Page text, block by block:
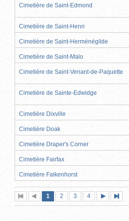
Cimetière de Saint-Edmond
Cimetière de Saint-Henri
Cimetière de Saint-Herménégilde
Cimetière de Saint-Malo
Cimetière de Saint-Venant-de-Paquette
Cimetière de Sainte-Edwidge
Cimetière Dixville
Cimetière Doak
Cimetière Draper's Corner
Cimetière Fairfax
Cimetière Falkenhorst
Première
page
Page
précédente
Page
1 (page
actuelle)
Page
2 Page
3 Page
4
suivante
page